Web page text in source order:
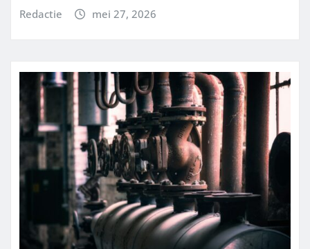
Redactie mei 27, 2026